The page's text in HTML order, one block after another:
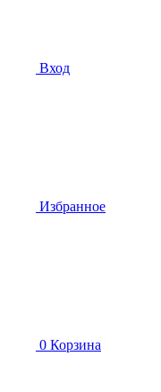
Вход
Избранное
0 Корзина